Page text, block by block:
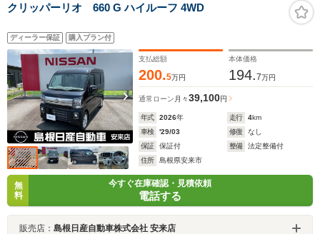
クリッパーリオ 660 G ハイルーフ 4WD
ディーラー保証 購入プラン付
支払総額
200.5万円
本体価格
194.7万円
通常ローン 月々39,100円
年式 2026年 走行 4km
車検
'29/03 修復
なし
保証
保証付 整備
法定整備付
住所
島根県安来市
無
料
今すぐ在庫確認・見積依頼
電話する
販売店： 島根日産自動車株式会社 安来店